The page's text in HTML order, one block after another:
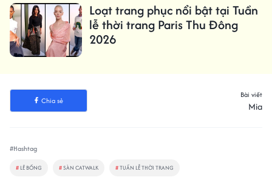
Loạt trang phục nổi bật tại Tuần
lễ thời trang Paris Thu Đông
2026
Chia sẻ
Bài viết
Mia
#Hashtag
# LÊ BỐNG #SÀN CATWALK #TUẦN LỄ THỜI TRANG